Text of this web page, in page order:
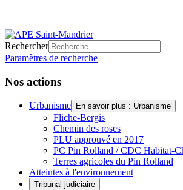
Rechercher
Paramètres de recherche
Nos actions
Urbanisme En savoir plus : Urbanisme
Fliche-Bergis
Chemin des roses
PLU approuvé en 2017
PC Pin Rolland / CDC Habitat-
Terres agricoles du Pin Rolland
Atteintes à l'environnement
Tribunal judiciaire